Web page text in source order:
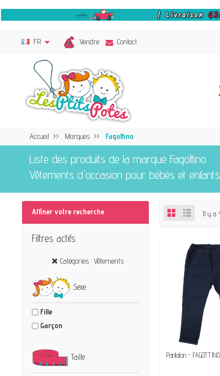
FR Vendre Contact
Accueil Marques Fagottino
Liste des produits de la marque Fagottino
Vêtements d'occasion pour bébés et
Affiner votre recherche
Filtres actifs
Catégories : Vêtements
Sexe
Fille
Garçon
Taille
Il y a
Pantalon -